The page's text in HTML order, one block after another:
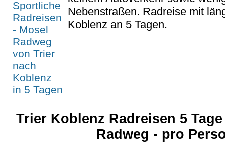
Nebenstraßen. Radreise mit
Koblenz an 5 Tagen.
Trier Koblenz Radreisen 5
Radweg - pro